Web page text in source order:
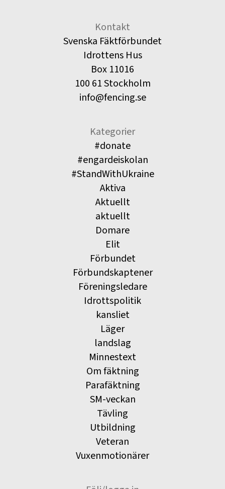
Kontakt
Svenska Fäktförbundet
Idrottens Hus
Box 11016
100 61 Stockholm
info@fencing.se
Kategorier
#donate
#engardeiskolan
#StandWithUkraine
Aktiva
Aktuellt
aktuellt
Domare
Elit
Förbundet
Förbundskaptener
Föreningsledare
Idrottspolitik
kansliet
Läger
landslag
Minnestext
Om fäktning
Parafäktning
SM-veckan
Tävling
Utbildning
Veteran
Vuxenmotionärer